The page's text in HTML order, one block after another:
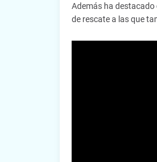
Además ha
de rescate a las que